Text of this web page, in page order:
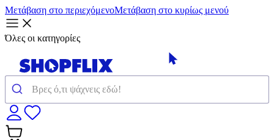
Μετάβαση στο περιεχόμενοΜετάβαση στο κυρίως μενού
Όλες οι κατηγορίες